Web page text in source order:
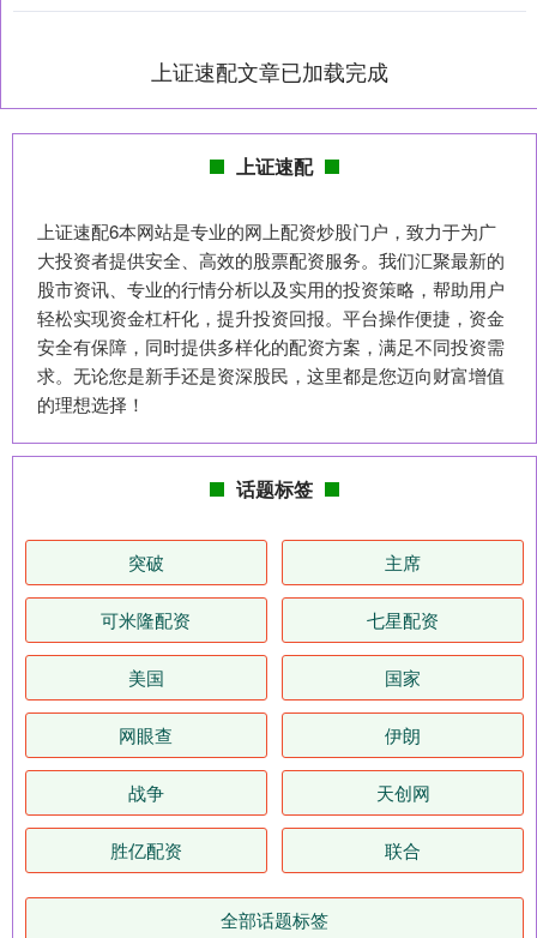
上证速配文章已加载完成
上证速配
上证速配6本网站是专业的网上配资炒股门户，致力于为广
大投资者提供安全、高效的股票配资服务。我们汇聚最新的
股市资讯、专业的行情分析以及实用的投资策略，帮助用户
轻松实现资金杠杆化，提升投资回报。平台操作便捷，资金
安全有保障，同时提供多样化的配资方案，满足不同投资需
求。无论您是新手还是资深股民，这里都是您迈向财富增值
的理想选择！
话题标签
突破 主席
可米隆配资 七星配资
美国 国家
网眼查 伊朗
战争 天创网
胜亿配资 联合
全部话题标签